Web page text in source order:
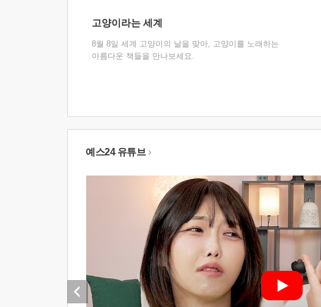
고양이라는 세계
8월 8일 세계 고양이의 날을 맞아, 고양이를 노래하는
아름다운 책들을 만나보세요.
예스24 유튜브